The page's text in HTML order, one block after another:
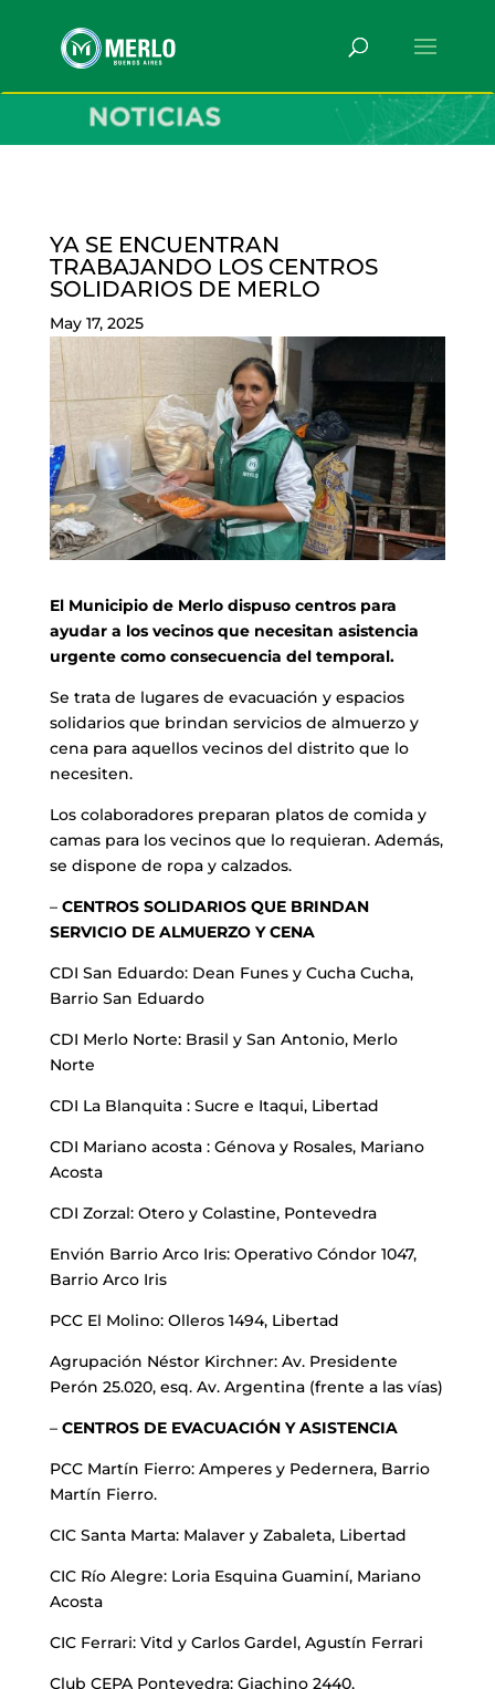
YA SE ENCUENTRAN
TRABAJANDO LOS CENTROS
SOLIDARIOS DE MERLO
May 17, 2025
El Municipio de Merlo dispuso centros para
ayudar a los vecinos que necesitan asistencia
urgente como consecuencia del temporal.
Se trata de lugares de evacuación y espacios
solidarios que brindan servicios de almuerzo y
cena para aquellos vecinos del distrito que lo
necesiten.
Los colaboradores preparan platos de comida y
camas para los vecinos que lo requieran. Además,
se dispone de ropa y calzados.
– CENTROS SOLIDARIOS QUE BRINDAN
SERVICIO DE ALMUERZO Y CENA
CDI San Eduardo: Dean Funes y Cucha Cucha,
Barrio San Eduardo
CDI Merlo Norte: Brasil y San Antonio, Merlo
Norte
CDI La Blanquita : Sucre e Itaqui, Libertad
CDI Mariano acosta : Génova y Rosales, Mariano
Acosta
CDI Zorzal: Otero y Colastine, Pontevedra
Envión Barrio Arco Iris: Operativo Cóndor 1047,
Barrio Arco Iris
PCC El Molino: Olleros 1494, Libertad
Agrupación Néstor Kirchner: Av. Presidente
Perón 25.020, esq. Av. Argentina (frente a las vías)
– CENTROS DE EVACUACIÓN Y ASISTENCIA
PCC Martín Fierro: Amperes y Pedernera, Barrio
Martín Fierro.
CIC Santa Marta: Malaver y Zabaleta, Libertad
CIC Río Alegre: Loria Esquina Guaminí, Mariano
Acosta
CIC Ferrari: Vitd y Carlos Gardel, Agustín Ferrari
Club CEPA Pontevedra: Giachino 2440,